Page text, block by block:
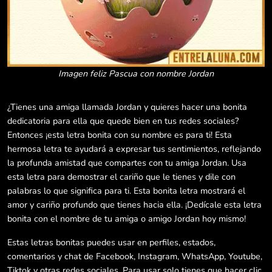
Imagen feliz Pascua con nombre Jordan
¿Tienes una amiga llamada Jordan y quieres hacer una bonita
dedicatoria para ella que quede bien en tus redes sociales?
Entonces ¡esta letra bonita con su nombre es para ti! Esta
hermosa letra te ayudará a expresar tus sentimientos, reflejando
la profunda amistad que compartes con tu amiga Jordan. Usa
esta letra para demostrar el cariño que le tienes y dile con
palabras lo que significa para ti. Esta bonita letra mostrará el
amor y cariño profundo que tienes hacia ella. ¡Dedícale esta letra
bonita con el nombre de tu amiga o amigo Jordan hoy mismo!
Estas letras bonitas puedes usar en perfiles, estados,
comentarios y chat de Facebook, Instagram, WhatsApp, Youtube,